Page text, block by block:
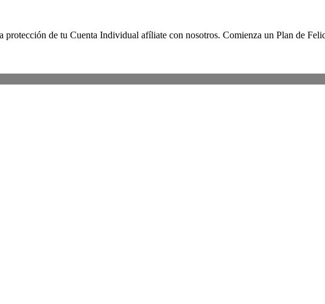
de tu Cuenta Individual afíliate con nosotros. Comienza un Plan de